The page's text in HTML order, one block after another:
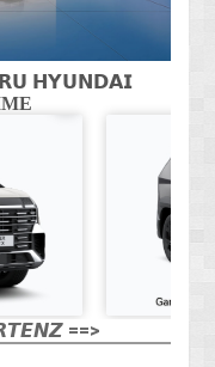
𝗛𝗬𝗨𝗡𝗗𝗔𝗜
==>